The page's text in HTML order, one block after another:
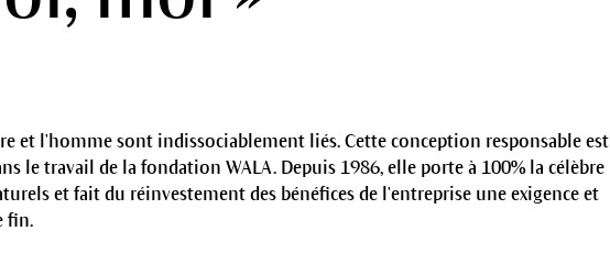
et l'homme sont indissociablement liés. Cette conception responsable est
le travail de la fondation WALA. Depuis 1986, elle porte à 100% la célèbre
et fait du réinvestement des bénéfices de l'entreprise une exigence et
fin.